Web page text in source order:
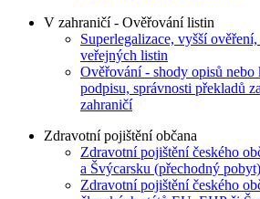
V zahraničí - Ověřování listin
Superlegalizace, vyšší
veřejných listin
Ověřování - shody opisů nebo
podpisu, správnosti překladů
zahraničí
Zdravotní pojištění občana
Zdravotní pojištění českého
a Švýcarsku (přechodný pobyt)
Zdravotní pojištění českého